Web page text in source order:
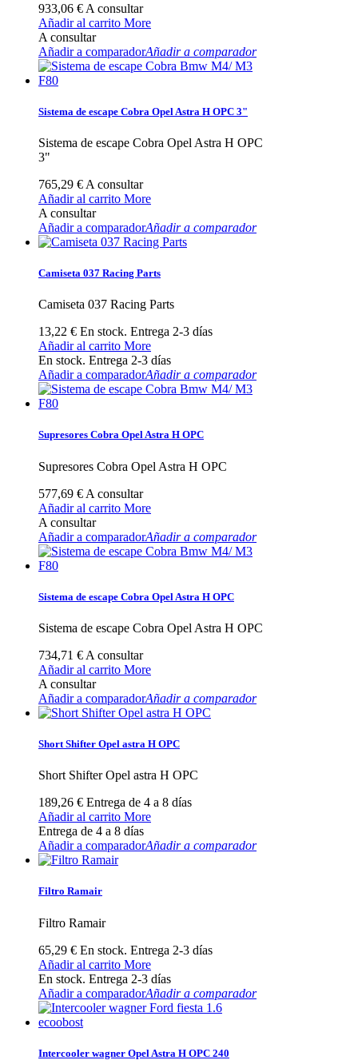
933,06 € A consultar
Añadir al carrito More
A consultar
Añadir a comparadorAñadir a comparador
Sistema de escape Cobra Opel Astra H OPC 3"
Sistema de escape Cobra Opel Astra H OPC
3"
765,29 € A consultar
Añadir al carrito More
A consultar
Añadir a comparadorAñadir a comparador
Camiseta 037 Racing Parts
Camiseta 037 Racing Parts
13,22 € En stock. Entrega 2-3 días
Añadir al carrito More
En stock. Entrega 2-3 días
Añadir a comparadorAñadir a comparador
Supresores Cobra Opel Astra H OPC
Supresores Cobra Opel Astra H OPC
577,69 € A consultar
Añadir al carrito More
A consultar
Añadir a comparadorAñadir a comparador
Sistema de escape Cobra Opel Astra H OPC
Sistema de escape Cobra Opel Astra H OPC
734,71 € A consultar
Añadir al carrito More
A consultar
Añadir a comparadorAñadir a comparador
Short Shifter Opel astra H OPC
Short Shifter Opel astra H OPC
189,26 € Entrega de 4 a 8 días
Añadir al carrito More
Entrega de 4 a 8 días
Añadir a comparadorAñadir a comparador
Filtro Ramair
Filtro Ramair
65,29 € En stock. Entrega 2-3 días
Añadir al carrito More
En stock. Entrega 2-3 días
Añadir a comparadorAñadir a comparador
Intercooler wagner Opel Astra H OPC 240